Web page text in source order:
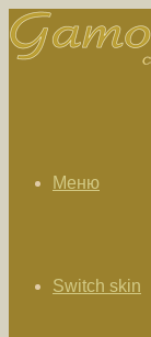
Меню
Switch skin